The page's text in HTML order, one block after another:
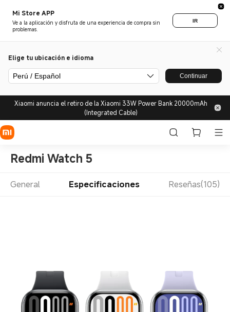
Mi Store APP
Ve a la aplicación y disfruta de una experiencia de compra sin
problemas.
IR
Elige tu ubicación e idioma
Perú / Español Continuar
Xiaomi anuncia el retiro de la Xiaomi 33W Power Bank 20000mAh
(Integrated Cable)
Redmi Watch 5
General Especificaciones Reseñas(105)